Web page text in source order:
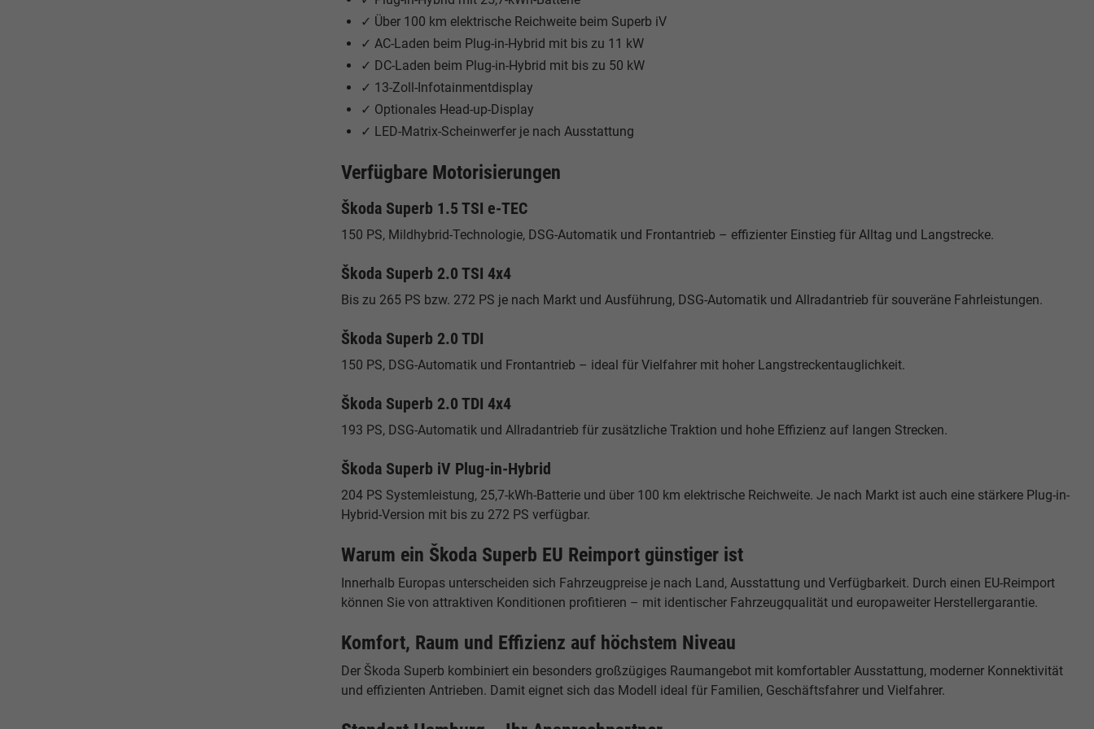
✓ Über 100 km elektrische Reichweite beim Superb iV
✓ AC-Laden beim Plug-in-Hybrid mit bis zu 11 kW
✓ DC-Laden beim Plug-in-Hybrid mit bis zu 50 kW
✓ 13-Zoll-Infotainmentdisplay
✓ Optionales Head-up-Display
✓ LED-Matrix-Scheinwerfer je nach Ausstattung
Verfügbare Motorisierungen
Škoda Superb 1.5 TSI e-TEC
150 PS, Mildhybrid-Technologie, DSG-Automatik und Frontantrieb – effizienter Einstieg für Alltag und Langstrecke.
Škoda Superb 2.0 TSI 4x4
Bis zu 265 PS bzw. 272 PS je nach Markt und Ausführung, DSG-Automatik und Allradantrieb für souveräne Fahrleistungen.
Škoda Superb 2.0 TDI
150 PS, DSG-Automatik und Frontantrieb – ideal für Vielfahrer mit hoher Langstreckentauglichkeit.
Škoda Superb 2.0 TDI 4x4
193 PS, DSG-Automatik und Allradantrieb für zusätzliche Traktion und hohe Effizienz auf langen Strecken.
Škoda Superb iV Plug-in-Hybrid
204 PS Systemleistung, 25,7-kWh-Batterie und über 100 km elektrische Reichweite. Je nach Markt ist auch eine stärkere Plug-in-
Hybrid-Version mit bis zu 272 PS verfügbar.
Warum ein Škoda Superb EU Reimport günstiger ist
Innerhalb Europas unterscheiden sich Fahrzeugpreise je nach Land, Ausstattung und Verfügbarkeit. Durch einen EU-Reimport
können Sie von attraktiven Konditionen profitieren – mit identischer Fahrzeugqualität und europaweiter Herstellergarantie.
Komfort, Raum und Effizienz auf höchstem Niveau
Der Škoda Superb kombiniert ein besonders großzügiges Raumangebot mit komfortabler Ausstattung, moderner Konnektivität
und effizienten Antrieben. Damit eignet sich das Modell ideal für Familien, Geschäftsfahrer und Vielfahrer.